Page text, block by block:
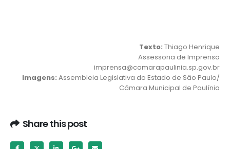
Texto: Thiago Henrique
Assessoria de Imprensa
imprensa@camarapaulinia.sp.gov.br
Imagens: Assembleia Legislativa do Estado de São Paulo/
Câmara Municipal de Paulínia
Share this post